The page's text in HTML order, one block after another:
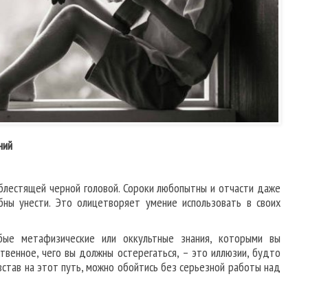
черной головой. Сороки любопытны и отчасти даже
унести. Это олицетворяет умение использовать в своих
метафизические или оккультные знания, которыми вы
чего вы должны остерегаться, – это иллюзии, будто
на этот путь, можно обойтись без серьезной работы над